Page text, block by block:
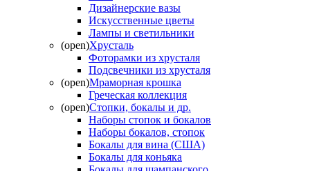
Дизайнерские вазы
Искусственные цветы
Лампы и светильники
(open)Хрусталь
Фоторамки из хрусталя
Подсвечники из хрусталя
(open)Мраморная крошка
Греческая коллекция
(open)Стопки, бокалы и др.
Наборы стопок и бокалов
Наборы бокалов, стопок
Бокалы для вина (США)
Бокалы для коньяка